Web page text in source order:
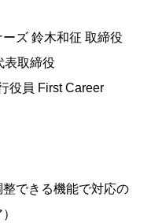
ーズ 鈴木和征 取締役
表取締役
役員 First Career
整できる機能で対応の